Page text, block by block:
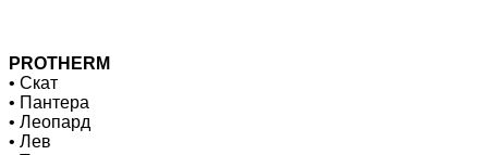
PROTHERM
• Скат
• Пантера
• Леопард
• Лев